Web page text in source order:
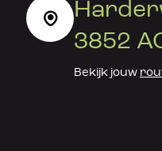
3852
Bekijk jouw